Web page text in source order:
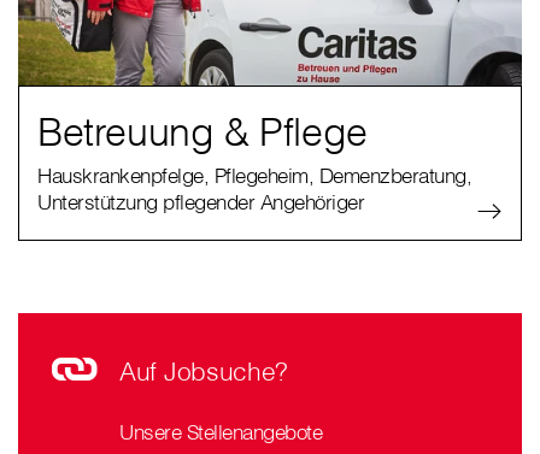
Betreuung & Pflege
Hauskrankenpfelge, Pflegeheim, Demenzberatung,
Unterstützung pflegender Angehöriger
Auf Jobsuche?
Unsere Stellenangebote